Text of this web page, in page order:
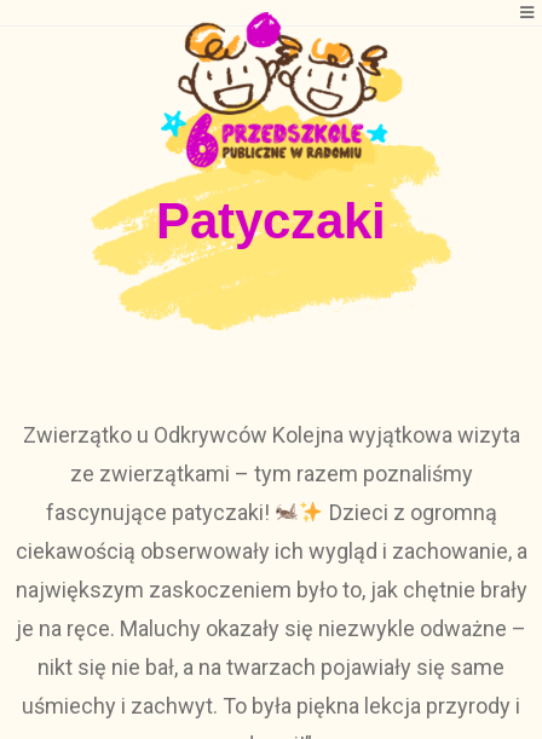
Patyczaki
Zwierzątko u Odkrywców Kolejna wyjątkowa wizyta
ze zwierzątkami – tym razem poznaliśmy
fascynujące patyczaki!
Dzieci z ogromną
ciekawością obserwowały ich wygląd i zachowanie, a
największym zaskoczeniem było to, jak chętnie brały
je na ręce. Maluchy okazały się niezwykle odważne –
nikt się nie bał, a na twarzach pojawiały się same
uśmiechy i zachwyt. To była piękna lekcja przyrody i